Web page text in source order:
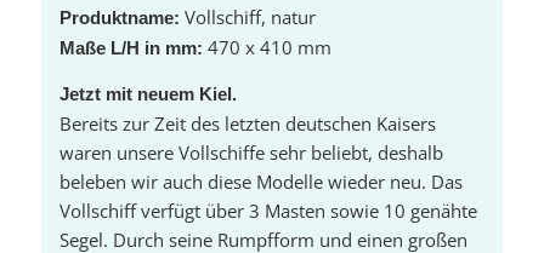
Produktname: Vollschiff, natur
Maße L/H in mm: 470 x 410 mm
Jetzt mit neuem Kiel.
Bereits zur Zeit des letzten deutschen Kaisers
waren unsere Vollschiffe sehr beliebt, deshalb
beleben wir auch diese Modelle wieder neu. Das
Vollschiff verfügt über 3 Masten sowie 10 genähte
Segel. Durch seine Rumpfform und einen großen